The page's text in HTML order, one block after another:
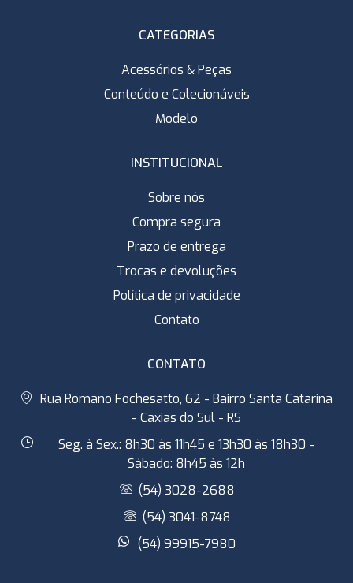
CATEGORIAS
Acessórios & Peças
Conteúdo e Colecionáveis
Modelo
INSTITUCIONAL
Sobre nós
Compra segura
Prazo de entrega
Trocas e devoluções
Política de privacidade
Contato
CONTATO
Rua Romano Fochesatto, 62 - Bairro Santa Catarina
- Caxias do Sul - RS
Seg. à Sex.: 8h30 às 11h45 e 13h30 às 18h30 -
Sábado: 8h45 às 12h
(54) 3028-2688
(54) 3041-8748
(54) 99915-7980